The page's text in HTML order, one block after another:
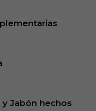
Jabón hechos